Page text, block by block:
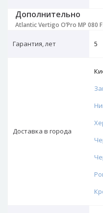
Дополнительно
Atlantic Vertigo O’Pro MP 080
Гарантия, лет 5
Доставка в города